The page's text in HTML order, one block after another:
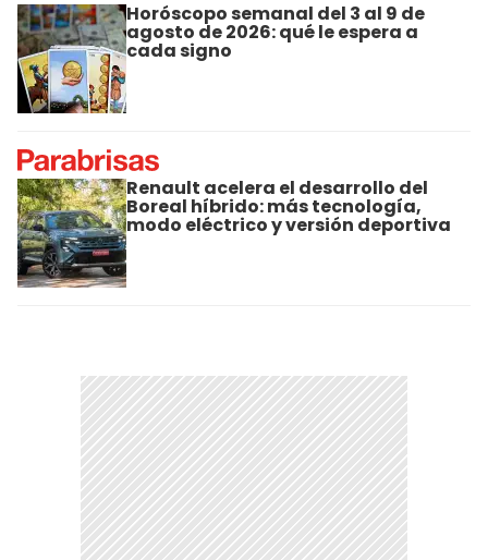
Horóscopo semanal del 3 al 9 de
agosto de 2026: qué le espera a
cada signo
Renault acelera el desarrollo del
Boreal híbrido: más tecnología,
modo eléctrico y versión deportiva